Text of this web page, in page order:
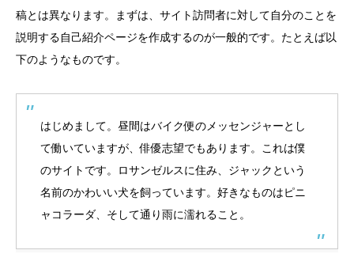
稿とは異なります。まずは、サイト訪問者に対して自分のことを
説明する自己紹介ページを作成するのが一般的です。たとえば以
下のようなものです。
はじめまして。昼間はバイク便のメッセンジャーとし
て働いていますが、俳優志望でもあります。これは僕
のサイトです。ロサンゼルスに住み、ジャックという
名前のかわいい犬を飼っています。好きなものはピニ
ャコラーダ、そして通り雨に濡れること。